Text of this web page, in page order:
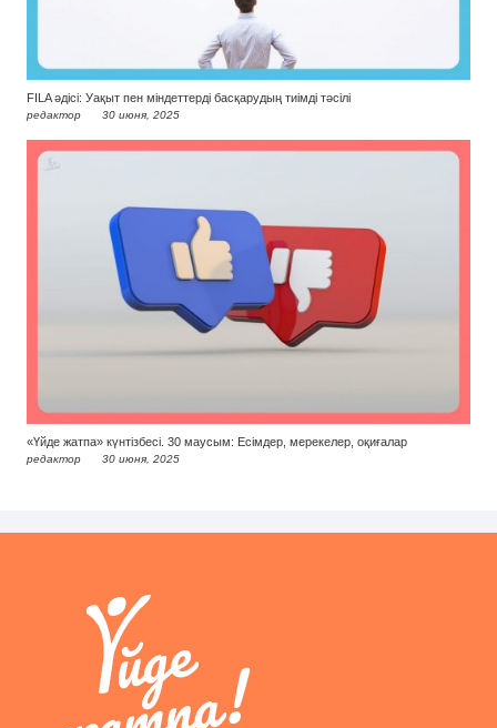
FILA әдісі: Уақыт пен міндеттерді басқарудың тиімді тәсілі
редактор 30 июня, 2025
«Үйде жатпа» күнтізбесі. 30 маусым: Есімдер, мерекелер, оқиғалар
редактор 30 июня, 2025